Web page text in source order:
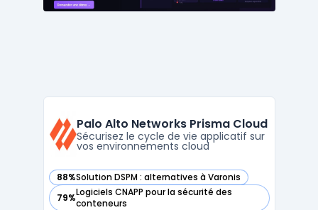
Palo Alto Networks Prisma Cloud
Sécurisez le cycle de vie applicatif sur
vos environnements cloud
88%Solution DSPM : alternatives à Varonis
— voir Palo Alto Networks Prisma Cloud dans cette
79%Logiciels CNAPP pour la sécurité des
conteneurs
— voir Palo Alto Networks Prisma Cloud dans cette